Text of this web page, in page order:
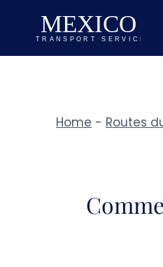
contenu
Home - Routes